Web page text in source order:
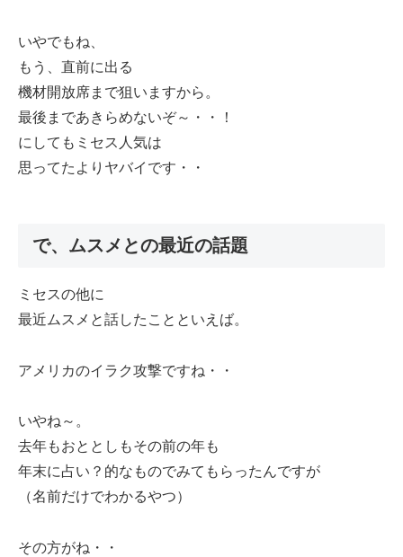
いやでもね、
もう、直前に出る
機材開放席まで狙いますから。
最後まであきらめないぞ～・・！
にしてもミセス人気は
思ってたよりヤバイです・・
で、ムスメとの最近の話題
ミセスの他に
最近ムスメと話したことといえば。
アメリカのイラク攻撃ですね・・
いやね～。
去年もおととしもその前の年も
年末に占い？的なものでみてもらったんですが
（名前だけでわかるやつ）
その方がね・・